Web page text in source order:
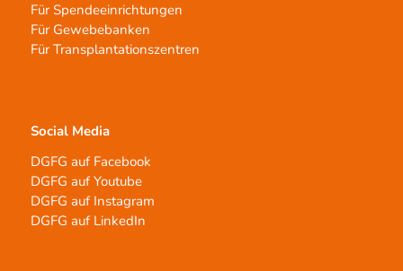
Für Spendeeinrichtungen
Für Gewebebanken
Für Transplantationszentren
Social Media
DGFG auf Facebook
DGFG auf Youtube
DGFG auf Instagram
DGFG auf LinkedIn